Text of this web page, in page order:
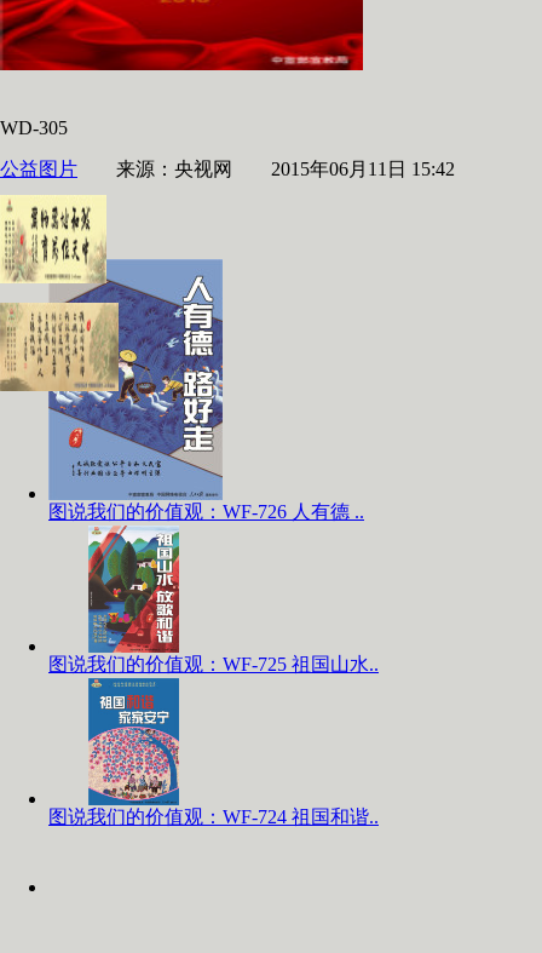
图说我们的价值观：WF-726 人有德 ..
图说我们的价值观：WF-725 祖国山水..
图说我们的价值观：WF-724 祖国和谐..
WD-305
公益图片 来源：央视网 2015年06月11日 15:42